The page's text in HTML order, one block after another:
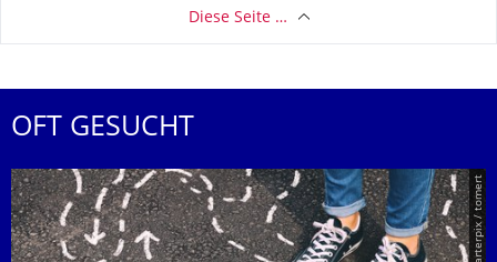
Diese Seite …
OFT GESUCHT
© Smarterpix / tomert